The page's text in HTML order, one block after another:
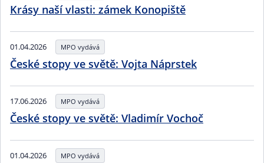
Krásy naší vlasti: zámek Konopiště
01.04.2026 MPO vydává
České stopy ve světě: Vojta Náprstek
17.06.2026 MPO vydává
České stopy ve světě: Vladimír Vochoč
01.04.2026 MPO vydává